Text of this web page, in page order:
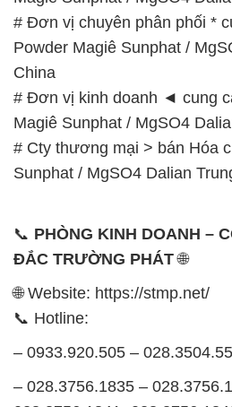
Magiê Sunphat / MgSO4
# Cty thương mại > bán Hóa
Sunphat / MgSO4 Dalian
📞PHÒNG KINH DOANH –
ĐẮC TRƯỜNG PHÁT🌐
🌐 Website: https://stmp.net/
– 0933.920.505 –
028.3756.1841- 028.3756.1842
0902.765.866
📧 Email: